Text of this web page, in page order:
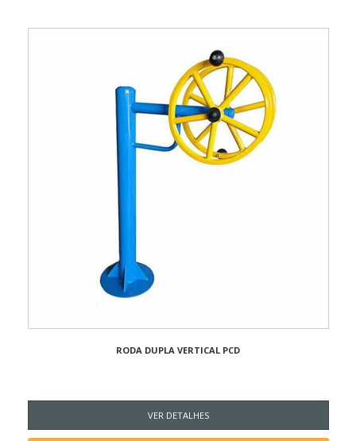
RODA DUPLA VERTICAL PCD
VER DETALHES